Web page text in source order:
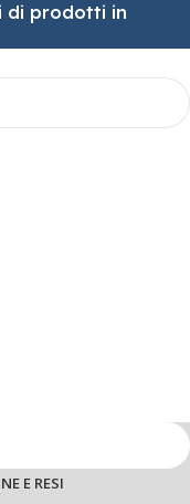
di prodotti in
E RESI